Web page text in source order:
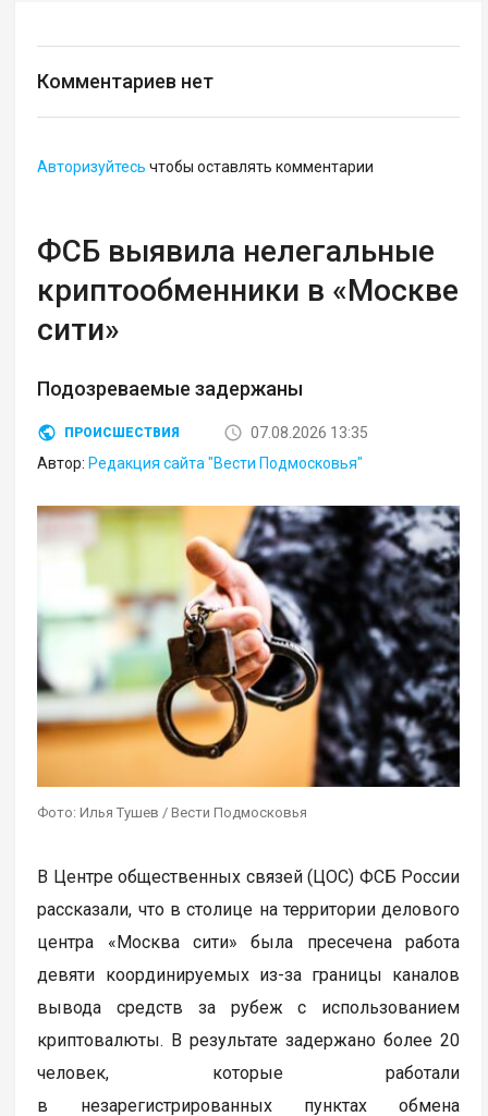
Комментариев нет
Авторизуйтесь чтобы оставлять комментарии
ФСБ выявила нелегальные
криптообменники в «Москве
сити»
Подозреваемые задержаны
ПРОИСШЕСТВИЯ
07.08.2026 13:35
Автор: Редакция сайта "Вести Подмосковья"
Фото: Илья Тушев / Вести Подмосковья
В Центре общественных связей (ЦОС) ФСБ России
рассказали, что в столице на территории делового
центра «Москва сити» была пресечена работа
девяти координируемых из-за границы каналов
вывода средств за рубеж с использованием
криптовалюты. В результате задержано более 20
человек, которые работали
в незарегистрированных пунктах обмена